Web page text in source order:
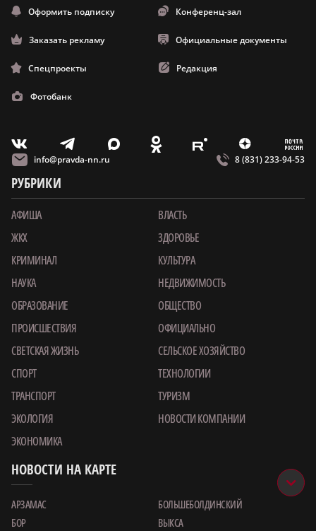
Оформить подписку Конференц-зал
Заказать рекламу Официальные документы
Спецпроекты Редакция
Фотобанк
V T X O E Z m
info@pravda-nn.ru 8 (831) 233-94-53
РУБРИКИ
АФИША
ВЛАСТЬ
ЖКХ
ЗДОРОВЬЕ
КРИМИНАЛ
КУЛЬТУРА
НАУКА
НЕДВИЖИМОСТЬ
ОБРАЗОВАНИЕ
ОБЩЕСТВО
ПРОИСШЕСТВИЯ
ОФИЦИАЛЬНО
СВЕТСКАЯ ЖИЗНЬ
СЕЛЬСКОЕ ХОЗЯЙСТВО
СПОРТ
ТЕХНОЛОГИИ
ТРАНСПОРТ
ТУРИЗМ
ЭКОЛОГИЯ
НОВОСТИ КОМПАНИИ
ЭКОНОМИКА
НОВОСТИ НА КАРТЕ
АРЗАМАС
БОЛЬШЕБОЛДИНСКИЙ
БОР
ВЫКСА